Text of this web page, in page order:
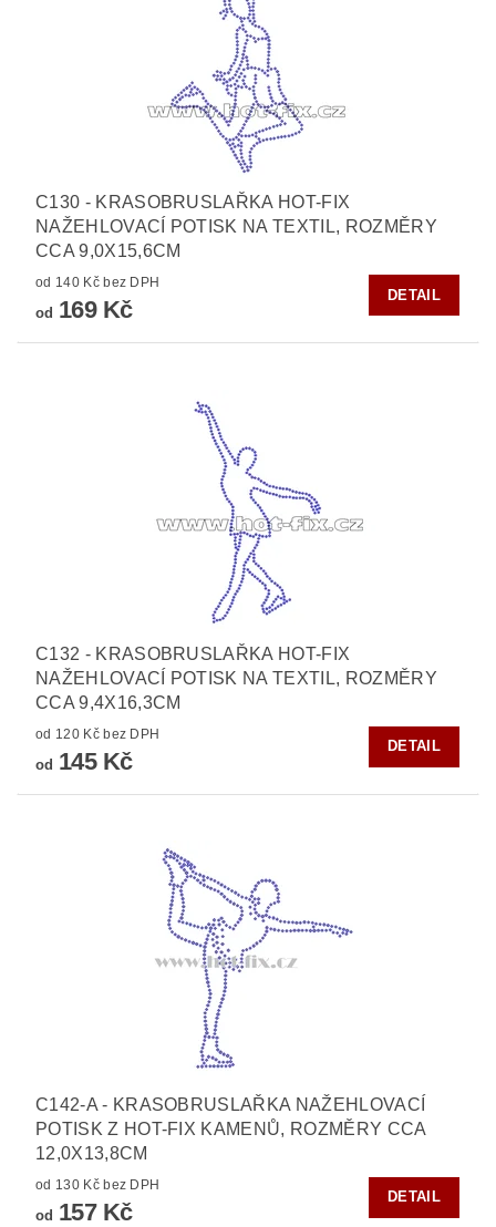
C130 - KRASOBRUSLAŘKA HOT-FIX
NAŽEHLOVACÍ POTISK NA TEXTIL, ROZMĚRY
CCA 9,0X15,6CM
od 140 Kč bez DPH
od 169 Kč
DETAIL
C132 - KRASOBRUSLAŘKA HOT-FIX
NAŽEHLOVACÍ POTISK NA TEXTIL, ROZMĚRY
CCA 9,4X16,3CM
od 120 Kč bez DPH
od 145 Kč
DETAIL
C142-A - KRASOBRUSLAŘKA NAŽEHLOVACÍ
POTISK Z HOT-FIX KAMENŮ, ROZMĚRY CCA
12,0X13,8CM
od 130 Kč bez DPH
od 157 Kč
DETAIL